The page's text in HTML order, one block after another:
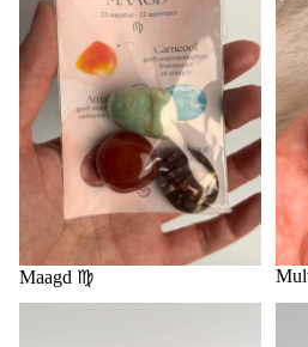
Maagd ♍️